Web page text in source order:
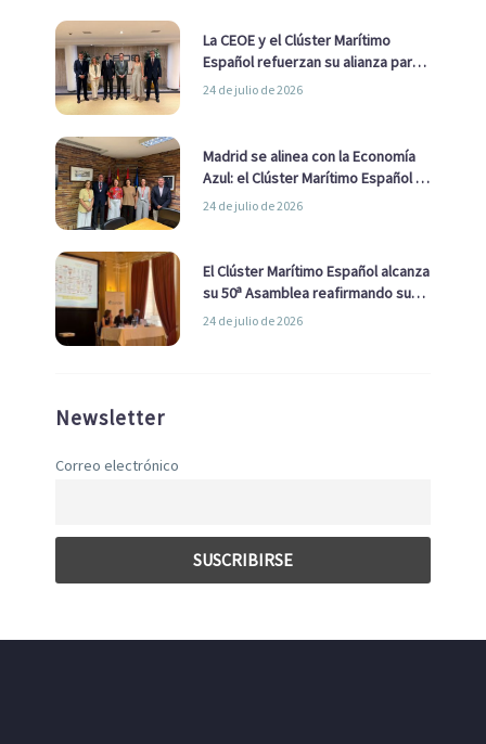
La CEOE y el Clúster Marítimo
Español refuerzan su alianza para
impulsar una estrategia Nacional
24 de julio de 2026
Madrid se alinea con la Economía
Azul: el Clúster Marítimo Español y
la Real Liga Naval avanzan alianzas
24 de julio de 2026
El Clúster Marítimo Español alcanza
su 50ª Asamblea reafirmando su
liderazgo en la Economía Azul
24 de julio de 2026
Newsletter
Correo electrónico